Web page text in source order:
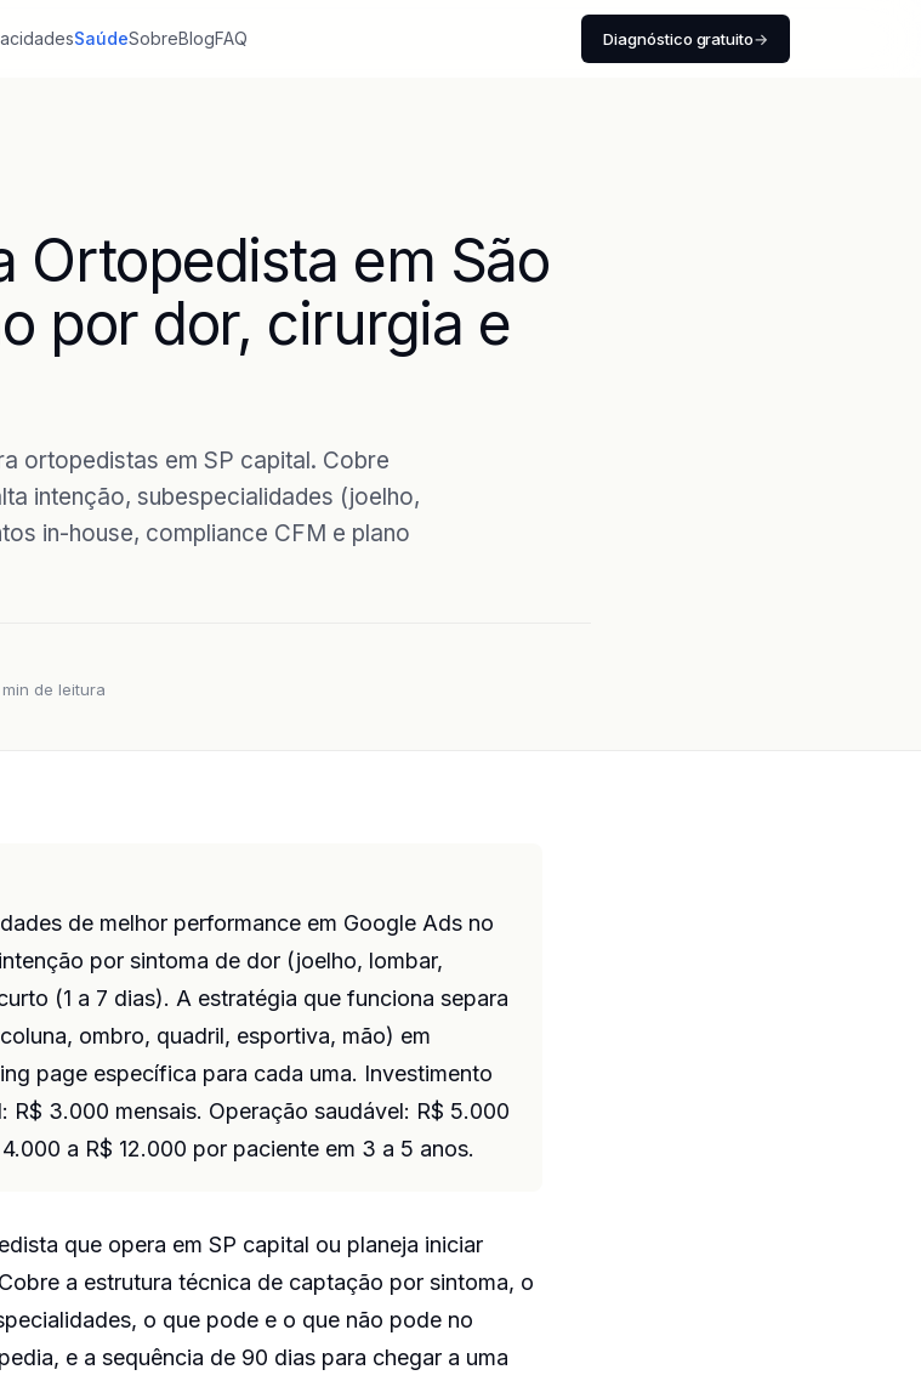
SaúdeSobreBlogFAQ Diagnóstico gratuito→
Ortopedista em São
por dor, cirurgia e
ortopedistas em SP capital. Cobre
intenção, subespecialidades (joelho,
in-house, compliance CFM e plano
min de leitura
de melhor performance em Google Ads no
por sintoma de dor (joelho, lombar,
(1 a 7 dias). A estratégia que funciona separa
ombro, quadril, esportiva, mão) em
page específica para cada uma. Investimento
R$ 3.000 mensais. Operação saudável: R$ 5.000
a R$ 12.000 por paciente em 3 a 5 anos.
que opera em SP capital ou planeja iniciar
a estrutura técnica de captação por sintoma, o
o que pode e o que não pode no
e a sequência de 90 dias para chegar a uma